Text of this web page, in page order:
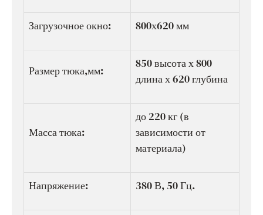
Загрузочное окно: 800х620 мм
Размер тюка,мм:
850 высота х 800
длина х 620 глубина
Масса тюка:
до 220 кг (в
зависимости от
материала)
Напряжение: 380 В, 50 Гц.